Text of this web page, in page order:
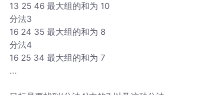
13 25 46 最大组的和为 10
分法3
16 24 35 最大组的和为 8
分法4
16 25 34 最大组的和为 7
...